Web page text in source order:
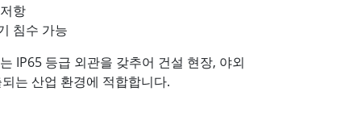
항
침수 가능
는 IP65 등급 외관을 갖추어 건설 현장, 야외
는 산업 환경에 적합합니다.